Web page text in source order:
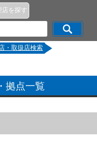
店を探す
・取扱店検索
拠点一覧